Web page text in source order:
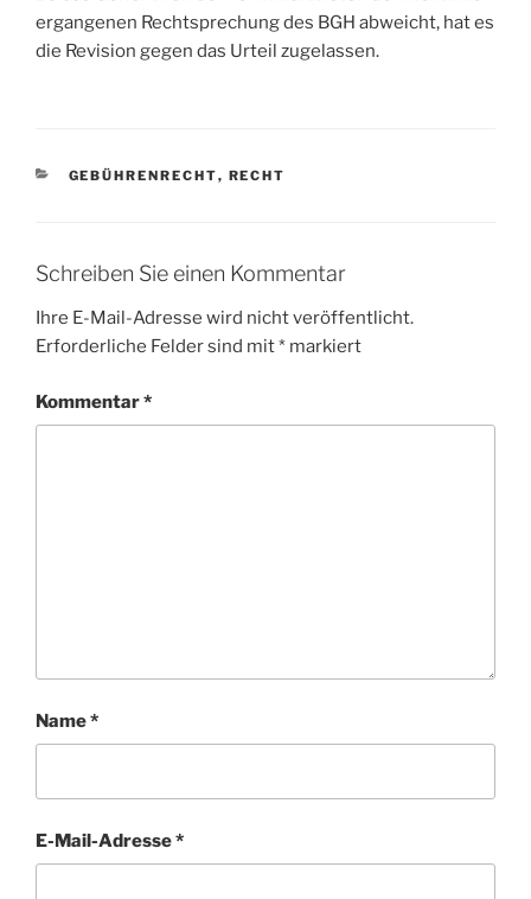
ergangenen Rechtsprechung des BGH abweicht, hat es
die Revision gegen das Urteil zugelassen.
KATEGORIEN
GEBÜHRENRECHT, RECHT
Schreiben Sie einen Kommentar
Ihre E-Mail-Adresse wird nicht veröffentlicht.
Erforderliche Felder sind mit* markiert
Kommentar*
Name*
E-Mail-Adresse*